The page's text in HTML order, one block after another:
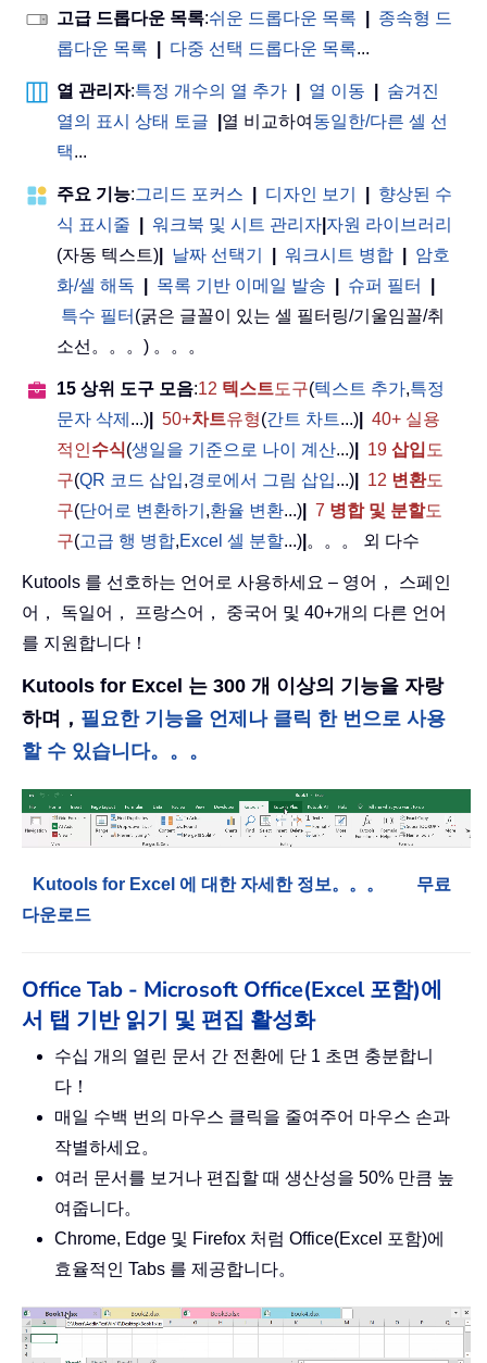
고급 드롭다운 목록:쉬운 드롭다운 목록
종속형 드
롭다운 목록
다중 선택 드롭다운 목록...
열 관리자:특정 개수의 열 추가 열 이동
숨겨진
열의 표시 상태 토글
열 비교하여 동일한/다른 셀 선
택...
주요 기능:그리드 포커스 디자인 보기
향상된 수
식 표시줄
워크북 및 시트 관리자 자원 라이브러리
(자동 텍스트)
날짜 선택기 워크시트 병합
암호
화/셀 해독
목록 기반 이메일 발송 슈퍼 필터
특수 필터 (굵은 글꼴이 있는 셀 필터링/기울임꼴/취
소선。。。) 。。。
15 상위 도구 모음:12 텍스트도구(텍스트 추가,특정
문자 삭제 ...) 50+차트유형(간트 차트...)
40+ 실용
적인수식(생일을 기준으로 나이 계산...) 19 삽입 도
구(QR 코드 삽입,경로에서 그림 삽입...) 12 변환도
구(단어로 변환하기 ,환율 변환...) 7 병합 및 분할도
구(고급 행 병합,Excel 셀 분할...) 。。。 외 다수
Kutools 를 선호하는 언어로 사용하세요 – 영어， 스페인
어， 독일어， 프랑스어， 중국어 및 40+개의 다른 언어
를 지원합니다！
Kutools for Excel 는 300 개 이상의 기능을 자랑
하며， 필요한 기능을 언제나 클릭 한 번으로 사용
할 수 있습니다。。。
Kutools for Excel 에 대한 자세한 정보。。。
무료
다운로드
Office Tab - Microsoft Office(Excel 포함)에
서 탭 기반 읽기 및 편집 활성화
수십 개의 열린 문서 간 전환에 단 1 초면 충분합니
다！
매일 수백 번의 마우스 클릭을 줄여주어 마우스 손과
작별하세요。
여러 문서를 보거나 편집할 때 생산성을 50% 만큼 높
여줍니다。
Chrome, Edge 및 Firefox 처럼 Office(Excel 포함)에
효율적인 Tabs 를 제공합니다。